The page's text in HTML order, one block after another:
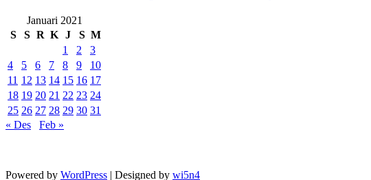
Januari 2021
S
S R K J S M
1
2
3
4
5 6 7 8 9
10
11 12 13 14 15 16 17
18 19 20 21 22 23 24
25 26 27 28 29 30 31
« Des
Feb »
Powered by WordPress | Designed by wi5n4